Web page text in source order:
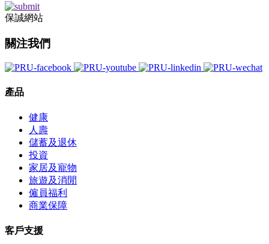
保誠網站
關注我們
產品
健康
人壽
儲蓄及退休
投資
家居及寵物
旅遊及消閒
僱員福利
商業保障
客戶支援